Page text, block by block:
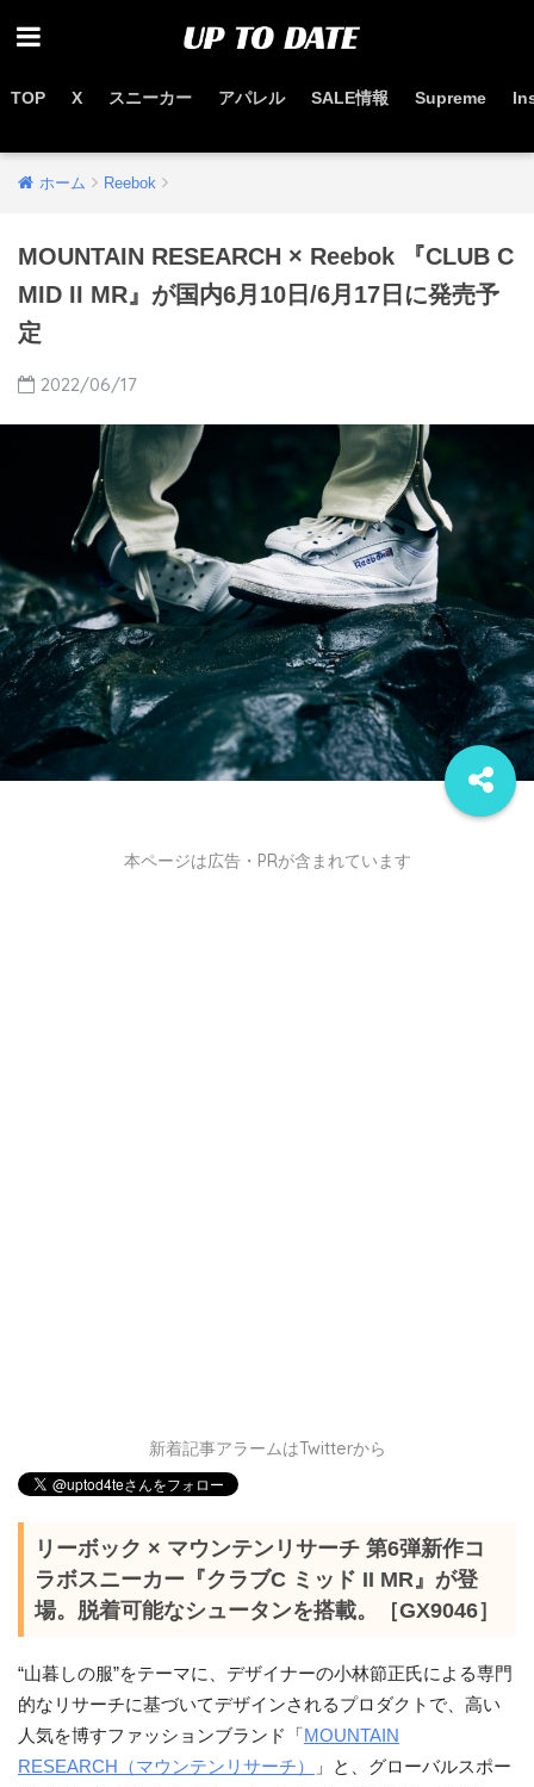
TOP X スニーカー アパレル SALE情報 Supreme
ホーム Reebok
MOUNTAIN RESEARCH × Reebok 『CLUB C
MID II MR』が国内6月10日/6月17日に発売予
定
2022/06/17
本ページは広告・PRが含まれています
新着記事アラームはTwitterから
リーボック × マウンテンリサーチ 第6弾新作コ
ラボスニーカー『クラブC ミッド II MR』が登
場。脱着可能なシュータンを搭載。［GX9046］
“山暮しの服”をテーマに、デザイナーの小林節正氏による専門
的なリサーチに基づいてデザインされるプロダクトで、高い
人気を博すファッションブランド「 MOUNTAIN
RESEARCH（マウンテンリサーチ）
」と、グローバルスポー